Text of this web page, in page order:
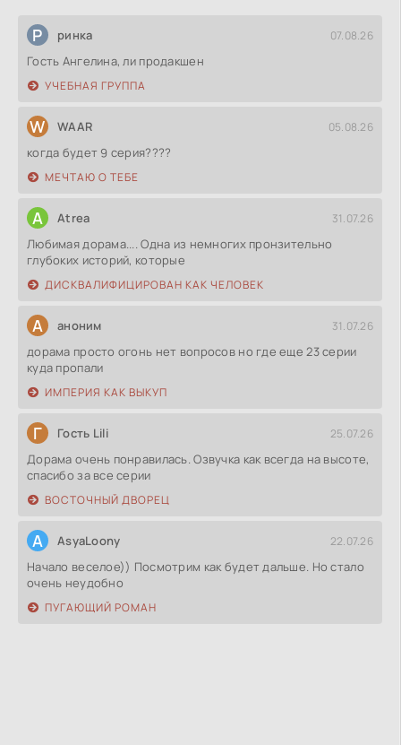
Р ринка 07.08.26
Гость Ангелина, ли продакшен
УЧЕБНАЯ ГРУППА
W WAAR 05.08.26
когда будет 9 серия????
МЕЧТАЮ О ТЕБЕ
A Atrea 31.07.26
Любимая дорама.... Одна из немногих пронзительно
глубоких историй, которые
ДИСКВАЛИФИЦИРОВАН КАК ЧЕЛОВЕК
А аноним 31.07.26
дорама просто огонь нет вопросов но где еще 23 серии
куда пропали
ИМПЕРИЯ КАК ВЫКУП
Г Гость Lili 25.07.26
Дорама очень понравилась. Озвучка как всегда на высоте,
спасибо за все серии
ВОСТОЧНЫЙ ДВОРЕЦ
A AsyaLoony 22.07.26
Начало веселое)) Посмотрим как будет дальше. Но стало
очень неудобно
ПУГАЮЩИЙ РОМАН